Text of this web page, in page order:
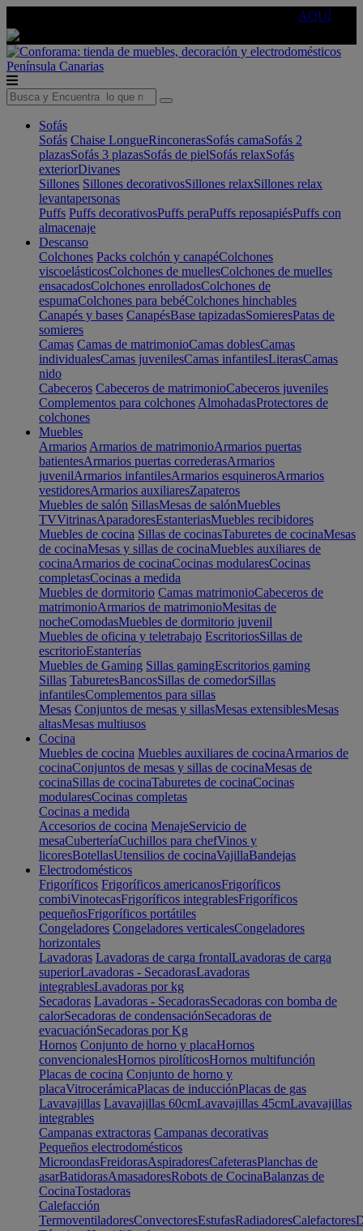
AQUÍ
Península Canarias
Sofás
Sofás Chaise LongueRinconerasSofás camaSofás 2
plazasSofás 3 plazasSofás de pielSofás relaxSofás
exteriorDivanes
Sillones Sillones decorativosSillones relaxSillones relax
levantapersonas
Puffs Puffs decorativosPuffs peraPuffs reposapiésPuffs con
almacenaje
Descanso
Colchones Packs colchón y canapéColchones
viscoelásticosColchones de muellesColchones de muelles
ensacadosColchones enrolladosColchones de
espumaColchones para bebéColchones hinchables
Canapés y bases CanapésBase tapizadasSomieresPatas de
somieres
Camas Camas de matrimonioCamas doblesCamas
individualesCamas juvenilesCamas infantilesLiterasCamas
nido
Cabeceros Cabeceros de matrimonioCabeceros juveniles
Complementos para colchones AlmohadasProtectores de
colchones
Muebles
Armarios Armarios de matrimonioArmarios puertas
batientesArmarios puertas correderasArmarios
juvenilArmarios infantilesArmarios esquinerosArmarios
vestidoresArmarios auxiliaresZapateros
Muebles de salón SillasMesas de salónMuebles
TVVitrinasAparadoresEstanteriasMuebles recibidores
Muebles de cocina Sillas de cocinasTaburetes de cocinaMesas
de cocinaMesas y sillas de cocinaMuebles auxiliares de
cocinaArmarios de cocinaCocinas modularesCocinas
completasCocinas a medida
Muebles de dormitorio Camas matrimonioCabeceros de
matrimonioArmarios de matrimonioMesitas de
nocheComodasMuebles de dormitorio juvenil
Muebles de oficina y teletrabajo EscritoriosSillas de
escritorioEstanterías
Muebles de Gaming Sillas gamingEscritorios gaming
Sillas TaburetesBancosSillas de comedorSillas
infantilesComplementos para sillas
Mesas Conjuntos de mesas y sillasMesas extensiblesMesas
altasMesas multiusos
Cocina
Muebles de cocina Muebles auxiliares de cocinaArmarios de
cocinaConjuntos de mesas y sillas de cocinaMesas de
cocinaSillas de cocinaTaburetes de cocinaCocinas
modularesCocinas completas
Cocinas a medida
Accesorios de cocina MenajeServicio de
mesaCuberteríaCuchillos para chefVinos y
licoresBotellasUtensilios de cocinaVajillaBandejas
Electrodomésticos
Frigoríficos Frigoríficos americanosFrigoríficos
combiVinotecasFrigoríficos integrablesFrigoríficos
pequeñosFrigoríficos portátiles
Congeladores Congeladores verticalesCongeladores
horizontales
Lavadoras Lavadoras de carga frontalLavadoras de carga
superiorLavadoras - SecadorasLavadoras
integrablesLavadoras por kg
Secadoras Lavadoras - SecadorasSecadoras con bomba de
calorSecadoras de condensaciónSecadoras de
evacuaciónSecadoras por Kg
Hornos Conjunto de horno y placaHornos
convencionalesHornos pirolíticosHornos multifunción
Placas de cocina Conjunto de horno y
placaVitrocerámicaPlacas de inducciónPlacas de gas
Lavavajillas Lavavajillas 60cmLavavajillas 45cmLavavajillas
integrables
Campanas extractoras Campanas decorativas
Pequeños electrodomésticos
MicroondasFreidorasAspiradoresCafeterasPlanchas de
asarBatidorasAmasadoresRobots de CocinaBalanzas de
CocinaTostadoras
Calefacción
TermoventiladoresConvectoresEstufasRadiadoresCalefactores